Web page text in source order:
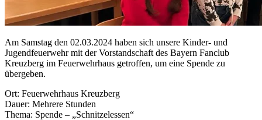
Am Samstag den 02.03.2024 haben sich unsere Kinder- und
Jugendfeuerwehr mit der Vorstandschaft des Bayern Fanclub
Kreuzberg im Feuerwehrhaus getroffen, um eine Spende zu
übergeben.
Ort: Feuerwehrhaus Kreuzberg
Dauer: Mehrere Stunden
Thema: Spende – „Schnitzelessen“